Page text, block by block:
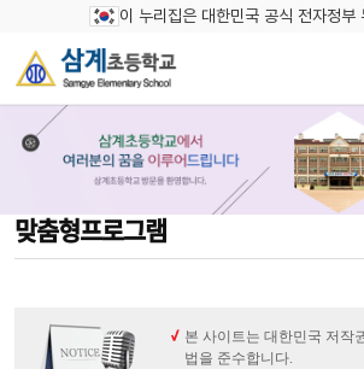
이 누리집은 대한민국 공식 전자정부
맞춤형프로그램
본 사이트는 대한민국 저작
법을 준수합니다.